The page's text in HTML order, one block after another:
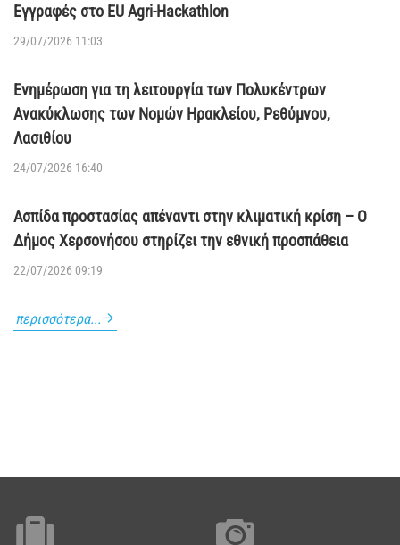
Εγγραφές στο EU Agri-Hackathlon
29/07/2026 11:03
Ενημέρωση για τη λειτουργία των Πολυκέντρων
Ανακύκλωσης των Νομών Ηρακλείου, Ρεθύμνου,
Λασιθίου
24/07/2026 16:40
Ασπίδα προστασίας απέναντι στην κλιματική κρίση – Ο
Δήμος Χερσονήσου στηρίζει την εθνική προσπάθεια
22/07/2026 09:19
περισσότερα...